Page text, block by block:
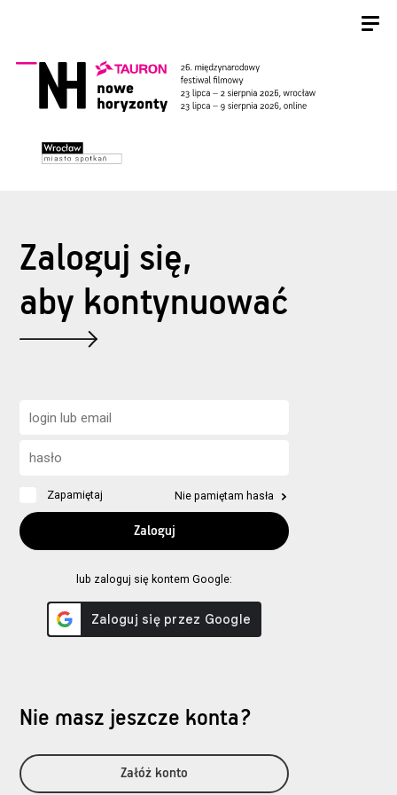
Zaloguj się,
aby kontynuować
Zapamiętaj Nie pamiętam hasła
lub zaloguj się kontem Google:
Nie masz jeszcze konta?
Załóż konto